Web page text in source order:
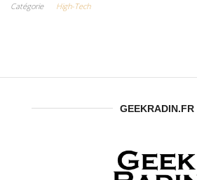
Xiaomi :
Catégorie High-Tech
GEEKRADIN.FR